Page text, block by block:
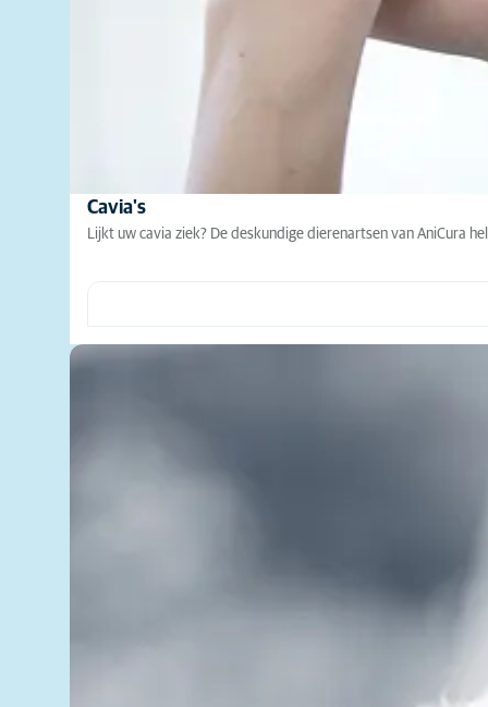
Cavia's
Lijkt uw cavia ziek? De deskundige dierenartsen van AniCura